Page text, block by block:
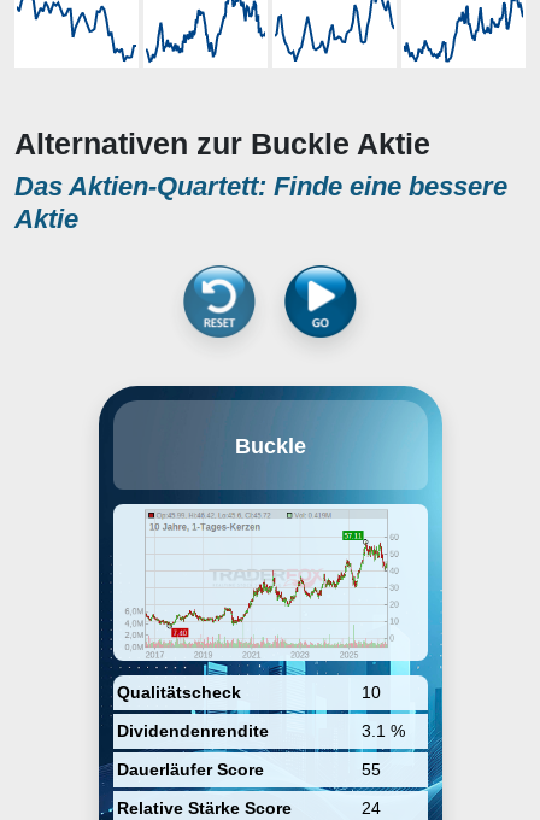
Alternativen zur Buckle Aktie
Das Aktien-Quartett: Finde eine bessere
Aktie
Buckle
Qualitätscheck
10
Dividendenrendite
3.1 %
Dauerläufer Score
55
Relative Stärke Score
24
business of retailing medium to
footwear, and accessories for
fashion-conscious young men
and women. The firm is also
involved in the provision of
customer services such as free
hemming, free gift-packaging,
easy layaways, private label credit
card, and guest loyalty program.
The company was founded by
David Hirschfeld in 1948 and is
headquartered in Kearney, NE.